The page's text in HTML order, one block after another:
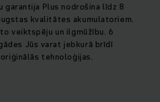
garantija Plus nodrošina līdz 8
kvalitātes akumulatoriem.
veiktspēju un ilgmūžību. 6
Jūs varat jebkurā brīdī
tehnoloģijas.